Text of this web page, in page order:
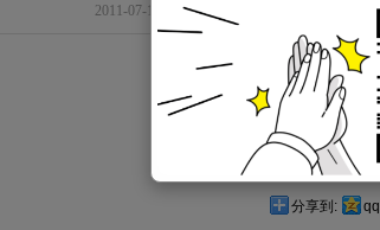
2011-07-14 16:08:02
人教版四年级数学上册 1
分享到: